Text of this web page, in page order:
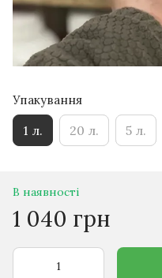
Упакування
1 л. 20 л. 5 л.
В наявності
1 040 грн